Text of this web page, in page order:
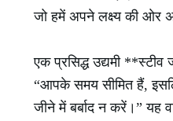
जो हमें अपने लक्ष्य की ओर
एक प्रसिद्ध उद्यमी
“आपके समय सीमित हैं,
जीने में बर्बाद न करें।” यह